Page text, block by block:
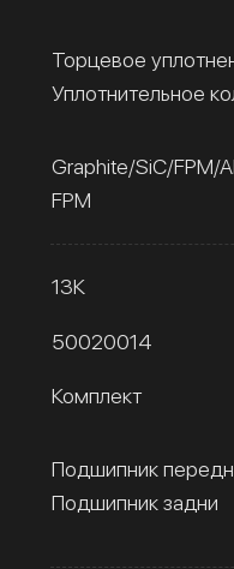
Торцевое
Уплотнительное
Graphite/SiC/FPM/
FPM
13К
50020014
Комплект
Подшипник
Подшипник задни